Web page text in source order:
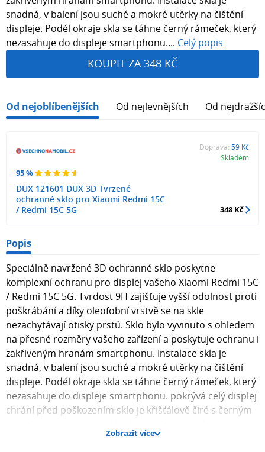
snadná, v balení jsou suché a mokré utěrky na čištění
displeje. Podél okraje skla se táhne černý rámeček, který
nezasahuje do displeje smartphonu.... Celý popis
KOUPIT ZA 348 KČ
Od nejoblíbenějších Od nejlevnějších Od
95 %
DUX 121601 DUX 3D Tvrzené
ochranné sklo pro Xiaomi Redmi 15C
/ Redmi 15C 5G
Doprava: 59 Kč
Skladem
348 Kč
Popis
Speciálně navržené 3D ochranné sklo poskytne
komplexní ochranu pro displej vašeho Xiaomi Redmi 15C
/ Redmi 15C 5G. Tvrdost 9H zajišťuje vyšší odolnost proti
poškrábání a díky oleofobní vrstvě se na skle
nezachytávají otisky prstů. Sklo bylo vyvinuto s ohledem
na přesné rozměry vašeho zařízení a poskytuje ochranu i
zakřiveným hranám smartphonu. Instalace skla je
snadná, v balení jsou suché a mokré utěrky na čištění
displeje. Podél okraje skla se táhne černý rámeček, který
nezasahuje do displeje smartphonu. pokrývá celý displej
chrání před poškozením sklo je křišťálově čiré s černým
znovu nasadit otisky prstů určeno pro Xiaomi Redmi 15C
Zobrazit více